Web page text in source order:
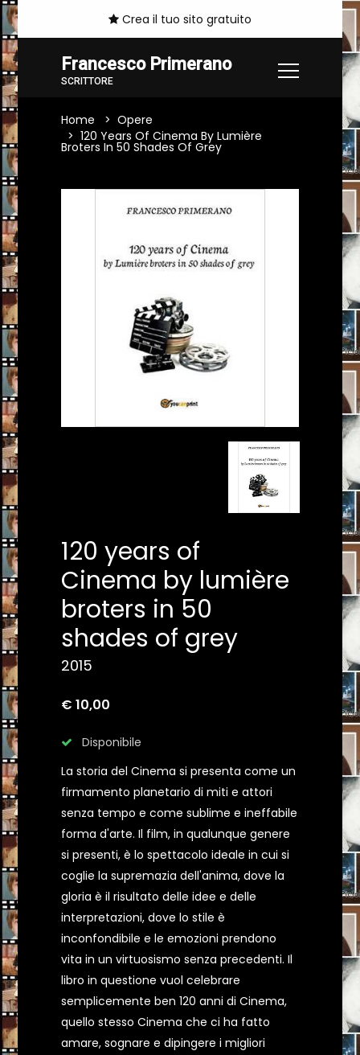
Crea il tuo sito gratuito
Francesco Primerano
SCRITTORE
Home
Opere
120 Years Of Cinema By Lumière
Broters In 50 Shades Of Grey
120 years of
Cinema by lumière
broters in 50
shades of grey
2015
€ 10,00
Disponibile
La storia del Cinema si presenta come un
firmamento planetario di miti e attori
senza tempo e come sublime e ineffabile
forma d'arte. Il film, in qualunque genere
si presenti, è lo spettacolo ideale in cui si
coglie la supremazia dell'anima, dove la
gloria è il risultato delle idee e delle
interpretazioni, dove lo stile è
inconfondibile e le emozioni prendono
vita in un virtuosismo senza precedenti. Il
libro in questione vuol celebrare
semplicemente ben 120 anni di Cinema,
quello stesso Cinema che ci ha fatto
amare, sognare e dipingere i migliori